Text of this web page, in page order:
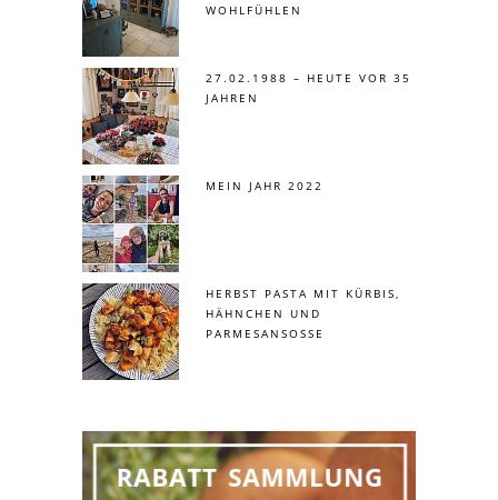
WOHLFÜHLEN
27.02.1988 – HEUTE VOR 35
JAHREN
MEIN JAHR 2022
HERBST PASTA MIT KÜRBIS,
HÄHNCHEN UND
PARMESANSOSSE